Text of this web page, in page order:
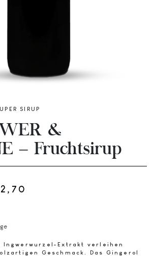
SIRUP
&
– Fruchtsirup
Ingwerwurzel-Extrakt verleihen
Geschmack. Das Gingerol